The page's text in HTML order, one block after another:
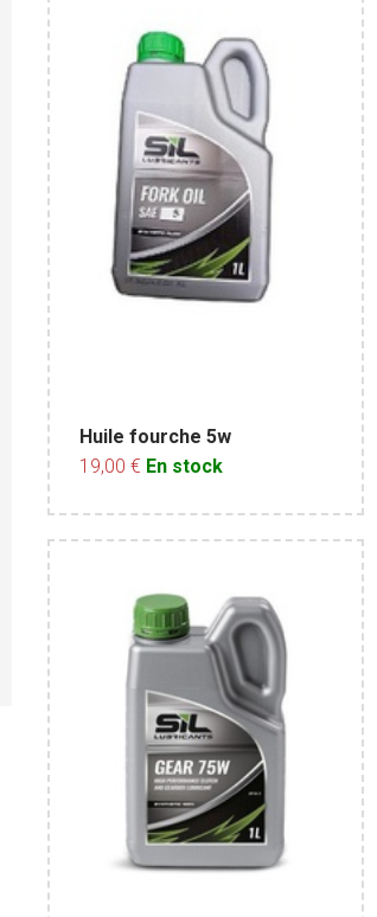
Huile fourche 5w
19,00 € En stock